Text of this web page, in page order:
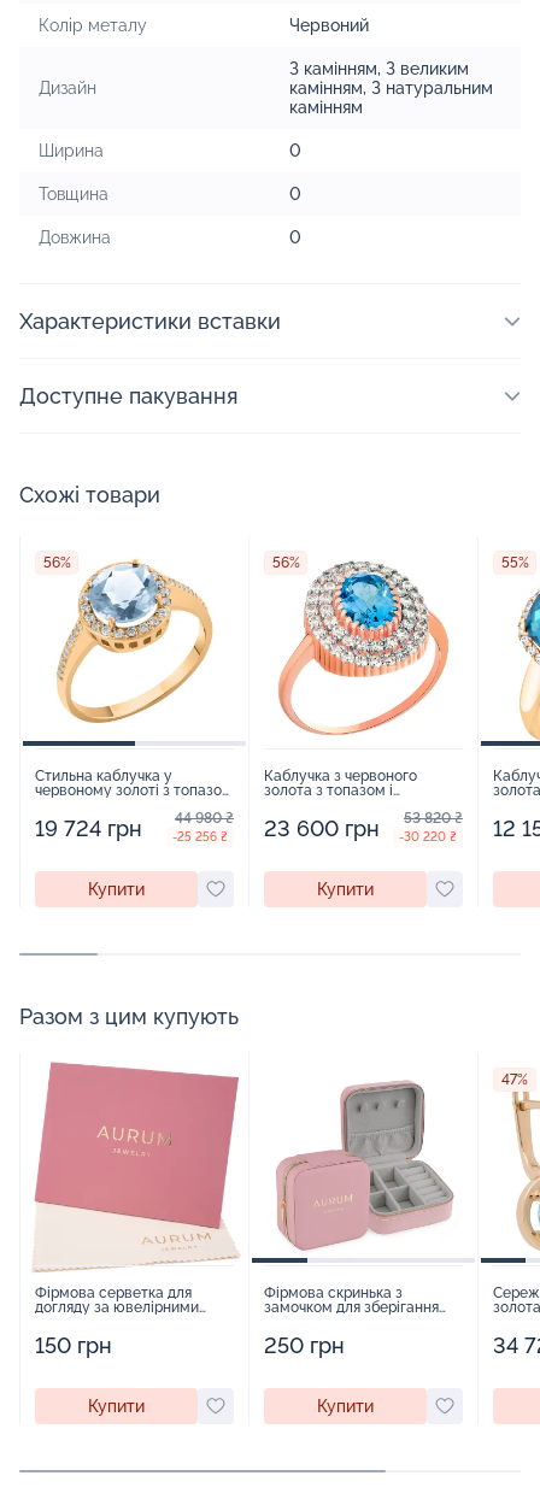
Колір металу Червоний
Дизайн
З камінням, З великим
камінням, З натуральним
камінням
Ширина 0
Товщина 0
Довжина 0
Характеристики вставки
Доступне пакування
Схожі товари
56%
Стильна каблучка у
червоному золоті з топазом
19 724 грн 44 980 ₴
-25 256 ₴
Купити
56%
Каблучка з червоного
золота з топазом і
23 600 грн 53 820 ₴
-30 220 ₴
Купити
55%
12
Разом з цим купують
Фірмова серветка для
догляду за ювелірними
150 грн
Купити
Фірмова скринька з
замочком для зберігання
250 грн
Купити
47%
34